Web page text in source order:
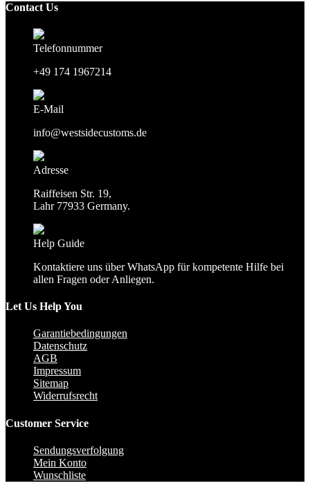
Contact Us
Telefonnummer
+49 174 1967214
E-Mail
info@westsidecustoms.de
Adresse
Raiffeisen Str. 19,
Lahr 77933 Germany.
Help Guide
Kontaktiere uns über WhatsApp für kompetente Hilfe bei
allen Fragen oder Anliegen.
Let Us Help You
Garantiebedingungen
Datenschutz
AGB
Impressum
Sitemap
Widerrufsrecht
Customer Service
Sendungsverfolgung
Mein Konto
Wunschliste